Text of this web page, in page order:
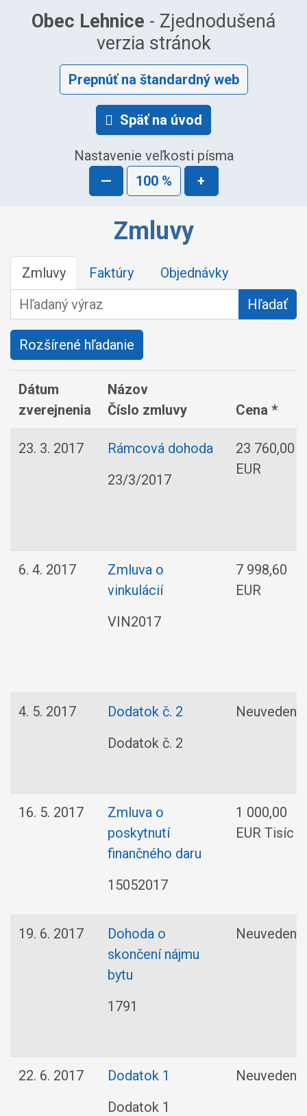
Obec Lehnice - Zjednodušená
verzia stránok
Prepnúť na štandardný web
Späť na úvod
Nastavenie veľkosti písma
—
100 % +
Zmluvy
Zmluvy Faktúry
Objednávky
Hľadaný výraz
Hľadať
Rozšírené hľadanie
Dátum
zverejnenia
Názov
Číslo zmluvy
Cena *
23. 3. 2017
Rámcová dohoda
23/3/2017
23 760,00
EUR
6. 4. 2017
Zmluva o
vinkulácií
VIN2017
7 998,60
EUR
4. 5. 2017
Dodatok č. 2
Dodatok č. 2
Neuvedené
16. 5. 2017
Zmluva o
poskytnutí
finančného daru
15052017
1 000,00
EUR Tisíc
19. 6. 2017
Dohoda o
skončení nájmu
bytu
1791
Neuvedené
22. 6. 2017
Dodatok 1
Dodatok 1
Neuvedené